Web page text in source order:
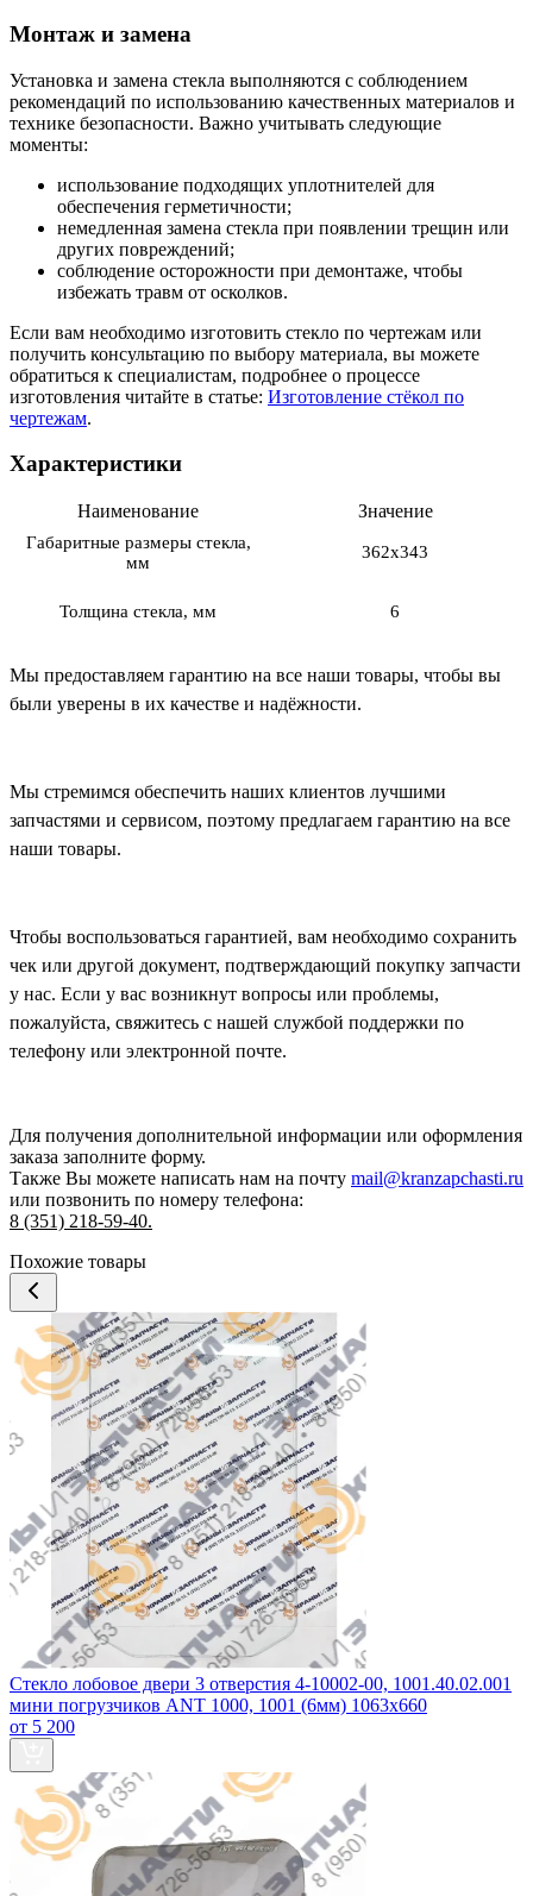
Монтаж и замена
Установка и замена стекла выполняются с соблюдением
рекомендаций по использованию качественных материалов и
технике безопасности. Важно учитывать следующие
моменты:
использование подходящих уплотнителей для
обеспечения герметичности;
немедленная замена стекла при появлении трещин или
других повреждений;
соблюдение осторожности при демонтаже, чтобы
избежать травм от осколков.
Если вам необходимо изготовить стекло по чертежам или
получить консультацию по выбору материала, вы можете
обратиться к специалистам, подробнее о процессе
изготовления читайте в статье: Изготовление стёкол по
чертежам.
Характеристики
Наименование Значение
Габаритные размеры стекла,
мм
362х343
Толщина стекла, мм 6
Мы предоставляем гарантию на все наши товары, чтобы вы
были уверены в их качестве и надёжности.
Мы стремимся обеспечить наших клиентов лучшими
запчастями и сервисом, поэтому предлагаем гарантию на все
наши товары.
Чтобы воспользоваться гарантией, вам необходимо сохранить
чек или другой документ, подтверждающий покупку запчасти
у нас. Если у вас возникнут вопросы или проблемы,
пожалуйста, свяжитесь с нашей службой поддержки по
телефону или электронной почте.
Для получения дополнительной информации или оформления
заказа заполните форму.
Также Вы можете написать нам на почту mail@kranzapchasti.ru
или позвонить по номеру телефона:
8 (351) 218-59-40.
Похожие товары
Стекло лобовое двери 3 отверстия 4-10002-00, 1001.40.02.001
мини погрузчиков ANT 1000, 1001 (6мм) 1063х660
от 5 200